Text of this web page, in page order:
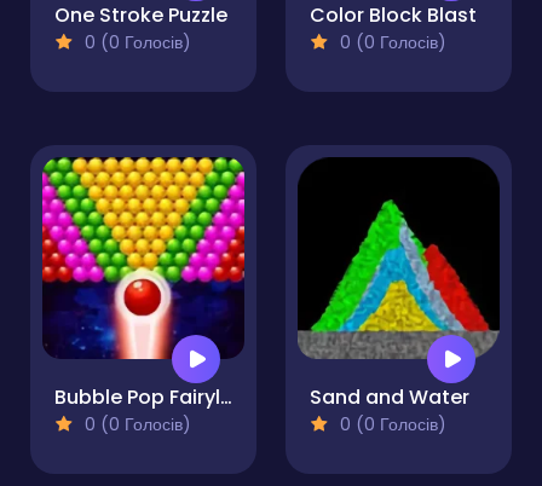
One Stroke Puzzle
0 (0 Голосів)
Color Block Blast
0 (0 Голосів)
Bubble Pop Fairyland
0 (0 Голосів)
Sand and Water
0 (0 Голосів)